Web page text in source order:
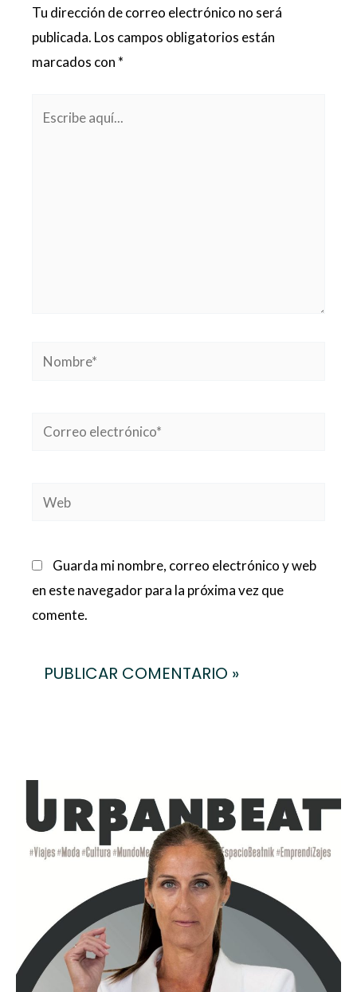
Tu dirección de correo electrónico no será
publicada. Los campos obligatorios están
marcados con *
Nombre*
Correo
Web
Guarda mi nombre, correo electrónico y web
en este navegador para la próxima vez que
comente.